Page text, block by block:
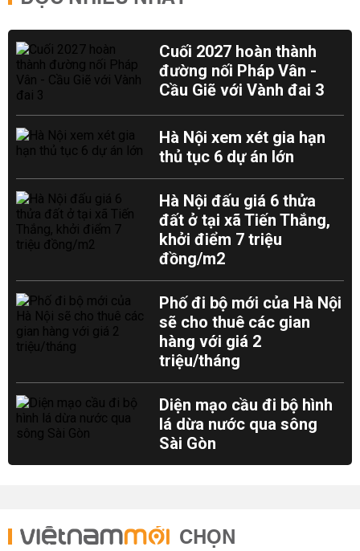
Cuối 2027 hoàn thành
đường nối Pháp Vân -
Cầu Giẽ với Vành đai 3
Hà Nội xem xét gia hạn
thủ tục 6 dự án lớn
Hà Nội đấu giá 6 thửa
đất ở tại xã Tiến Thắng,
khởi điểm 7 triệu
đồng/m2
Phố đi bộ mới của Hà Nội
sẽ cho thuê các gian
hàng với giá 2
triệu/tháng
Diện mạo cầu đi bộ hình
lá dừa nước qua sông
Sài Gòn
CHỌN